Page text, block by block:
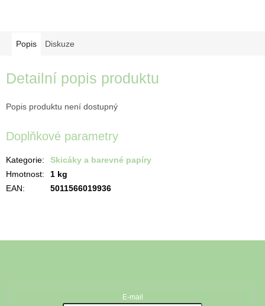
Popis Diskuze
Detailní popis produktu
Popis produktu není dostupný
Doplňkové parametry
Kategorie:
Skicáky a barevné papíry
Hmotnost:
1 kg
EAN: 5011566019936
E-mail